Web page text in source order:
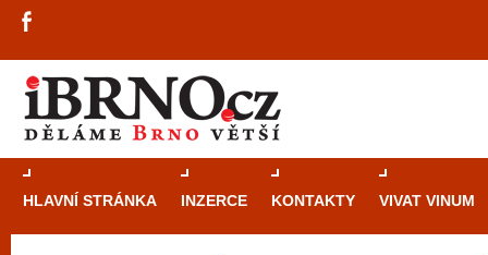
HLAVNÍ STRÁNKA INZERCE KONTAKTY VIVAT VINUM